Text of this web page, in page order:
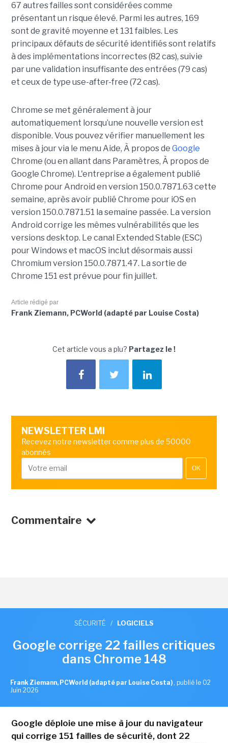
67 autres failles sont considérées comme
présentant un risque élevé. Parmi les autres, 169
sont de gravité moyenne et 131 faibles. Les
principaux défauts de sécurité identifiés sont relatifs
à des implémentations incorrectes (82 cas), suivie
par une validation insuffisante des entrées (79 cas)
et ceux de type use-after-free (72 cas).
Chrome se met généralement à jour
automatiquement lorsqu’une nouvelle version est
disponible. Vous pouvez vérifier manuellement les
mises à jour via le menu Aide, À propos de Google
Chrome (ou en allant dans Paramètres, À propos de
Google Chrome). L'entreprise a également publié
Chrome pour Android en version 150.0.7871.63 cette
semaine, après avoir publié Chrome pour iOS en
version 150.0.7871.51 la semaine passée. La version
Android corrige les mêmes vulnérabilités que les
versions desktop. Le canal Extended Stable (ESC)
pour Windows et macOS inclut désormais aussi
Chromium version 150.0.7871.47. La sortie de
Chrome 151 est prévue pour fin juillet.
Article rédigé par
Frank Ziemann, PCWorld (adapté par Louise Costa)
Cet article vous a plu? Partagez le !
NEWSLETTER LMI
Recevez notre newsletter comme plus de 50000
abonnés
OK
Commentaire
SÉCURITÉ / LOGICIELS
Google corrige 22 failles critiques
dans Chrome 148
Frank Ziemann, PCWorld (adapté par Louise Costa) , publié le 02
Juin 2026
Google déploie une mise à jour du navigateur
qui corrige 151 failles de sécurité, dont 22